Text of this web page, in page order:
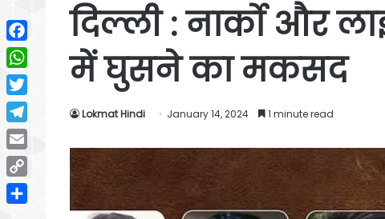
दिल्ली : नार्को और
में घुसने का मकसद
Lokmat Hindi January 14, 2024 1 minute read
Facebook
WhatsApp
Twitter
Telegram
Email
Copy
Link